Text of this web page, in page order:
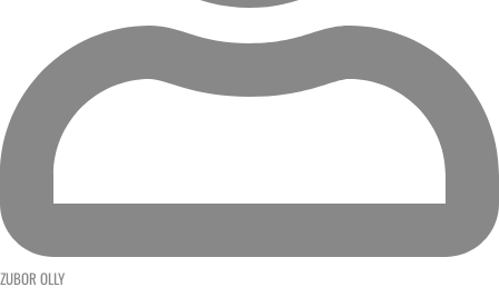
ZUBOR OLLY